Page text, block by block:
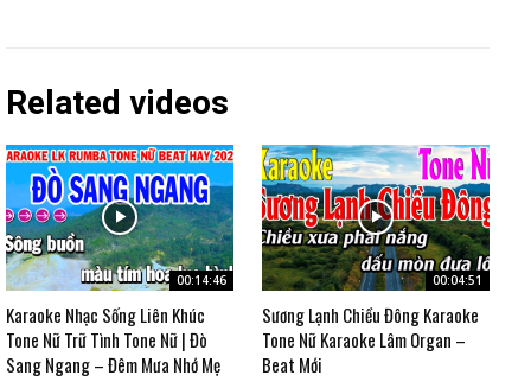
Related videos
00:14:46
Karaoke Nhạc Sống Liên Khúc
Tone Nữ Trữ Tình Tone Nữ | Đò
Sang Ngang – Đêm Mưa Nhớ Mẹ
00:04:51
Sương Lạnh Chiều Đông Karaoke
Tone Nữ Karaoke Lâm Organ –
Beat Mới